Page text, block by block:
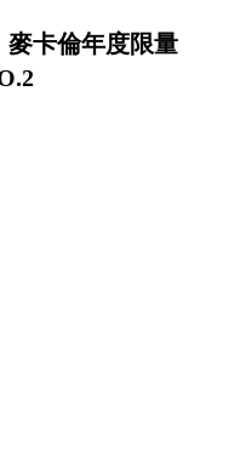
麥卡倫年度限量